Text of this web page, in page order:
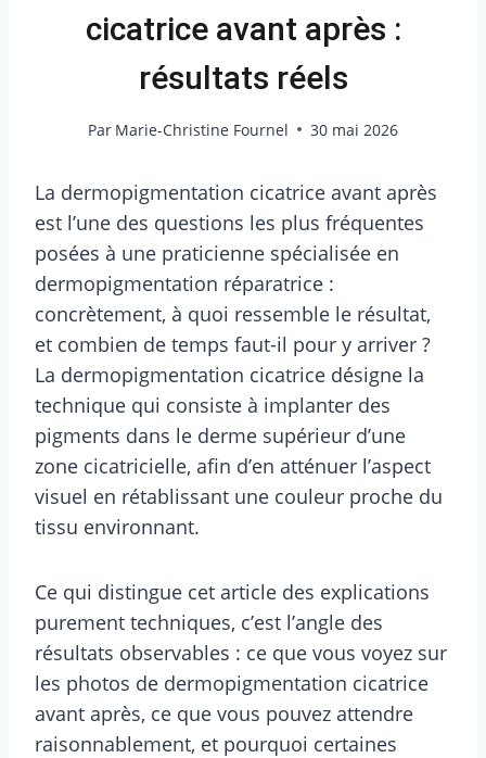
cicatrice avant après :
résultats réels
Par Marie-Christine Fournel 30 mai 2026
La dermopigmentation cicatrice avant après
est l’une des questions les plus fréquentes
posées à une praticienne spécialisée en
dermopigmentation réparatrice :
concrètement, à quoi ressemble le résultat,
et combien de temps faut-il pour y arriver ?
La dermopigmentation cicatrice désigne la
technique qui consiste à implanter des
pigments dans le derme supérieur d’une
zone cicatricielle, afin d’en atténuer l’aspect
visuel en rétablissant une couleur proche du
tissu environnant.
Ce qui distingue cet article des explications
purement techniques, c’est l’angle des
résultats observables : ce que vous voyez sur
les photos de dermopigmentation cicatrice
avant après, ce que vous pouvez attendre
raisonnablement, et pourquoi certaines